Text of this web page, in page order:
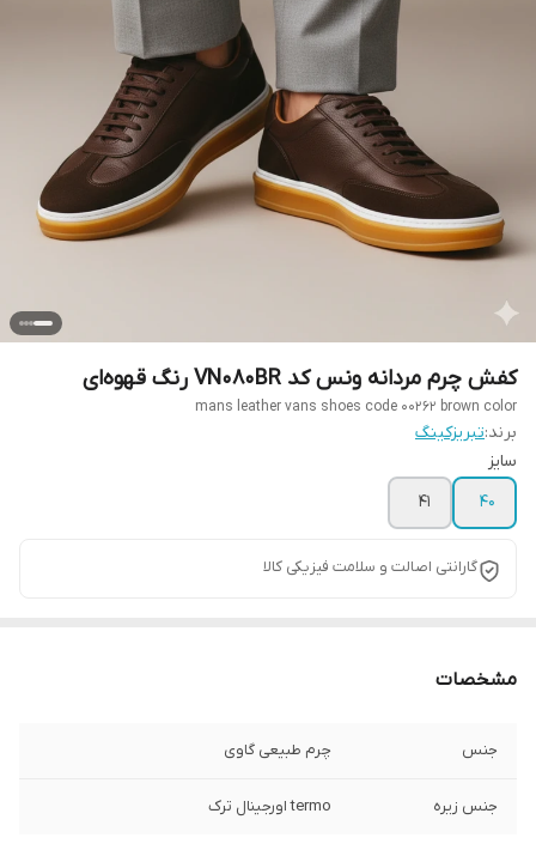
کفش چرم مردانه ونس کد VN080BR رنگ قهوه‌ای
mans leather vans shoes code 00262 brown color
برند:تبریزکینگ
سایز
40
41
گارانتی اصالت و سلامت فیزیکی کالا
مشخصات
جنس چرم طبیعی گاوی
جنس زیره termo اورجینال ترک